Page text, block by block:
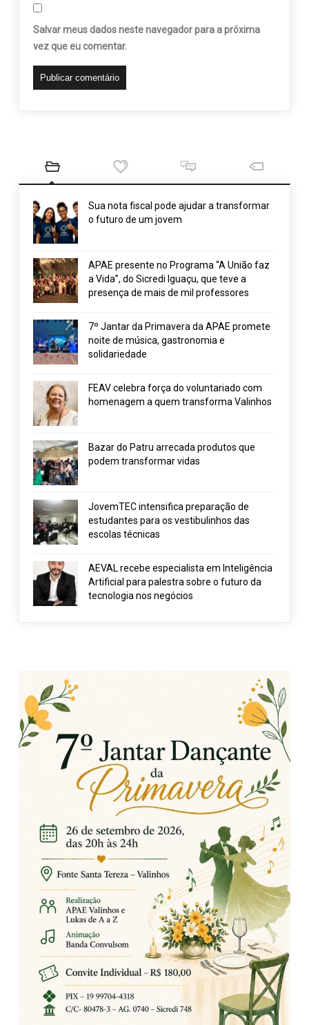
Salvar meus dados neste navegador para a próxima
vez que eu comentar.
Sua nota fiscal pode ajudar a transformar
o futuro de um jovem
APAE presente no Programa “A União faz
a Vida”, do Sicredi Iguaçu, que teve a
presença de mais de mil professores
7º Jantar da Primavera da APAE promete
noite de música, gastronomia e
solidariedade
FEAV celebra força do voluntariado com
homenagem a quem transforma Valinhos
Bazar do Patru arrecada produtos que
podem transformar vidas
JovemTEC intensifica preparação de
estudantes para os vestibulinhos das
escolas técnicas
AEVAL recebe especialista em Inteligência
Artificial para palestra sobre o futuro da
tecnologia nos negócios